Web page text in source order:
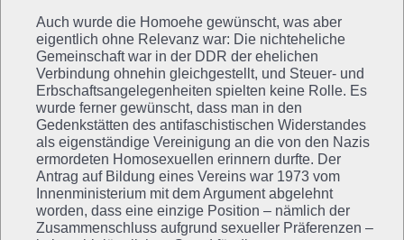
Auch wurde die Homoehe gewünscht, was aber
eigentlich ohne Relevanz war: Die nichteheliche
Gemeinschaft war in der DDR der ehelichen
Verbindung ohnehin gleichgestellt, und Steuer- und
Erbschaftsangelegenheiten spielten keine Rolle. Es
wurde ferner gewünscht, dass man in den
Gedenkstätten des antifaschistischen Widerstandes
als eigenständige Vereinigung an die von den Nazis
ermordeten Homosexuellen erinnern durfte. Der
Antrag auf Bildung eines Vereins war 1973 vom
Innenministerium mit dem Argument abgelehnt
worden, dass eine einzige Position – nämlich der
Zusammenschluss aufgrund sexueller Präferenzen –